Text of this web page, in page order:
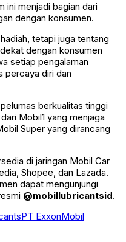
ini menjadi bagian dari
dengan konsumen.
tetapi juga tentang
dengan konsumen
setiap pengalaman
percaya diri dan
berkualitas tinggi
Mobil1 yang menjaga
Super yang dirancang
di jaringan Mobil Car
Shopee, dan Lazada.
dapat mengunjungi
@mobillubricantsid.
PT ExxonMobil